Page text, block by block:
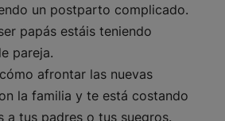
un postparto complicado.
papás estáis teniendo
pareja.
afrontar las nuevas
la familia y te está costando
a tus padres o tus suegros.